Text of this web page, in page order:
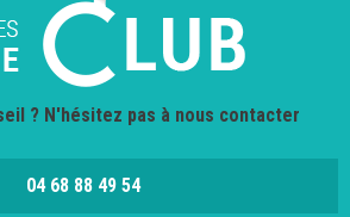
? N'hésitez pas à nous contacter
04 68 88 49 54